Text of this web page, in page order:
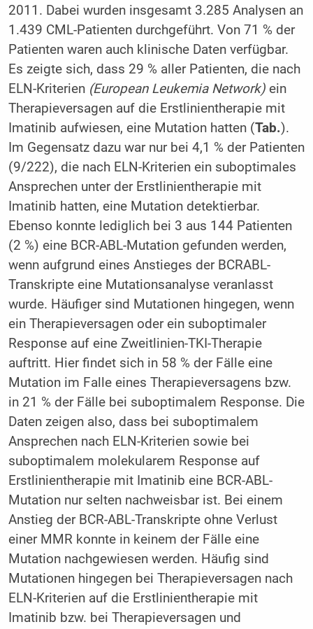
2011. Dabei wurden insgesamt 3.285 Analysen an
1.439 CML-Patienten durchgeführt. Von 71 % der
Patienten waren auch klinische Daten verfügbar.
Es zeigte sich, dass 29 % aller Patienten, die nach
ELN-Kriterien (European Leukemia Network) ein
Therapieversagen auf die Erstlinientherapie mit
Imatinib aufwiesen, eine Mutation hatten (Tab.).
Im Gegensatz dazu war nur bei 4,1 % der Patienten
(9/222), die nach ELN-Kriterien ein suboptimales
Ansprechen unter der Erstlinientherapie mit
Imatinib hatten, eine Mutation detektierbar.
Ebenso konnte lediglich bei 3 aus 144 Patienten
(2 %) eine BCR-ABL-Mutation gefunden werden,
wenn aufgrund eines Anstieges der BCRABL-
Transkripte eine Mutationsanalyse veranlasst
wurde. Häufiger sind Mutationen hingegen, wenn
ein Therapieversagen oder ein suboptimaler
Response auf eine Zweitlinien-TKI-Therapie
auftritt. Hier findet sich in 58 % der Fälle eine
Mutation im Falle eines Therapieversagens bzw.
in 21 % der Fälle bei suboptimalem Response. Die
Daten zeigen also, dass bei suboptimalem
Ansprechen nach ELN-Kriterien sowie bei
suboptimalem molekularem Response auf
Erstlinientherapie mit Imatinib eine BCR-ABL-
Mutation nur selten nachweisbar ist. Bei einem
Anstieg der BCR-ABL-Transkripte ohne Verlust
einer MMR konnte in keinem der Fälle eine
Mutation nachgewiesen werden. Häufig sind
Mutationen hingegen bei Therapieversagen nach
ELN-Kriterien auf die Erstlinientherapie mit
Imatinib bzw. bei Therapieversagen und